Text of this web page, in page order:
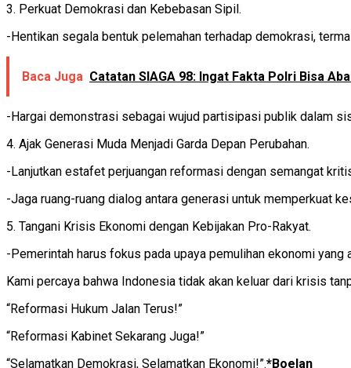
3. Perkuat Demokrasi dan Kebebasan Sipil.
-Hentikan segala bentuk pelemahan terhadap demokrasi,
Baca Juga Catatan SIAGA 98: Ingat Fakta Polri Bisa
-Hargai demonstrasi sebagai wujud partisipasi publik dalam
4. Ajak Generasi Muda Menjadi Garda Depan Perubahan.
-Lanjutkan estafet perjuangan reformasi dengan semangat
-Jaga ruang-ruang dialog antara generasi untuk memperkuat
5. Tangani Krisis Ekonomi dengan Kebijakan Pro-Rakyat.
-Pemerintah harus fokus pada upaya pemulihan ekonomi
Kami percaya bahwa Indonesia tidak akan keluar dari krisis
“Reformasi Hukum Jalan Terus!”
“Reformasi Kabinet Sekarang Juga!”
“Selamatkan Demokrasi, Selamatkan Ekonomi!”.*Boelan